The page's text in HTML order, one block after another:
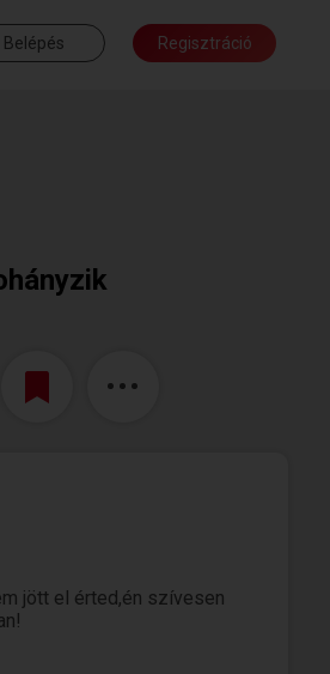
Belépés Regisztráció
jött el érted,én szívesen